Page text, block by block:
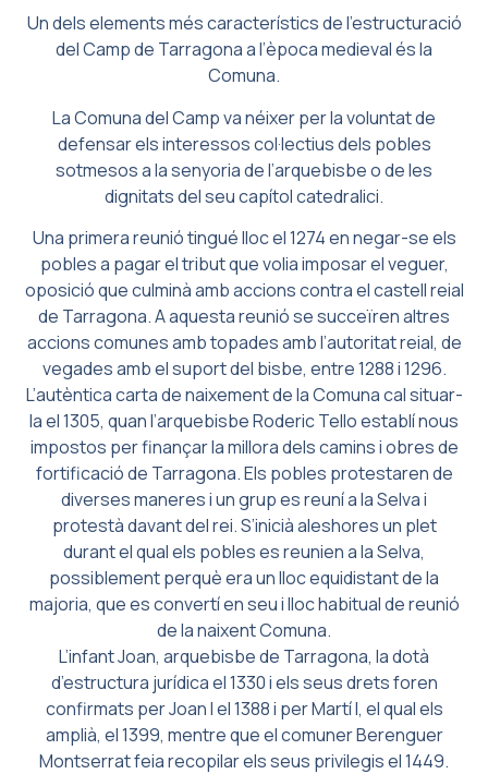
Un dels elements més característics de l’estructuració
del Camp de Tarragona a l’època medieval és la
Comuna.
La Comuna del Campva néixer per la voluntat de
defensar els interessos col·lectius dels pobles
sotmesos a la senyoria de l’arquebisbe o de les
dignitats del seu capítol catedralici.
Una primera reunió tingué lloc el 1274 en negar-se els
pobles a pagar el tribut que volia imposar el veguer,
oposició que culminà amb accions contra el castell reial
de Tarragona. A aquesta reunió se succeïren altres
accions comunes amb topades amb l’autoritat reial, de
vegades amb el suport del bisbe, entre 1288 i 1296.
L’autèntica carta de naixement de la Comuna cal situar-
la el 1305, quan l’arquebisbe Roderic Tello establí nous
impostos per finançar la millora dels camins i obres de
fortificació de Tarragona. Els pobles protestaren de
diverses maneres i un grup es reuní a la Selva i
protestà davant del rei. S’inicià aleshores un plet
durant el qual els pobles es reunien a la Selva,
possiblement perquè era un lloc equidistant de la
majoria, que es convertí en seu i lloc habitual de reunió
de la naixent Comuna.
L’infant Joan, arquebisbe de Tarragona, la dotà
d’estructura jurídica el 1330 i els seus drets foren
confirmats per Joan I el 1388 i per Martí I, el qual els
amplià, el 1399, mentre que el comuner Berenguer
Montserrat feia recopilar els seus privilegis el 1449.